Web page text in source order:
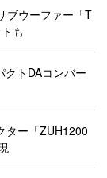
ブウーファー「T
も
トDAコンバー
ター「ZUH1200